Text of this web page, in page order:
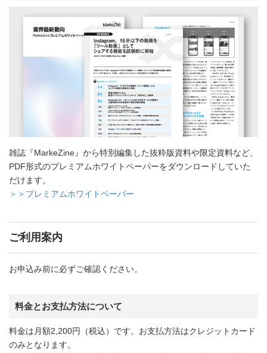
雑誌『MarkeZine』から特別編集した抜粋版資料や限定資料など、
PDF形式のプレミアムホワイトペーパーをダウンロードしていた
だけます。
＞＞プレミアムホワイトペーパー
ご利用案内
お申込み前に必ずご確認ください。
料金とお支払方法について
料金は月額2,200円（税込）です。お支払方法はクレジットカード
のみとなります。